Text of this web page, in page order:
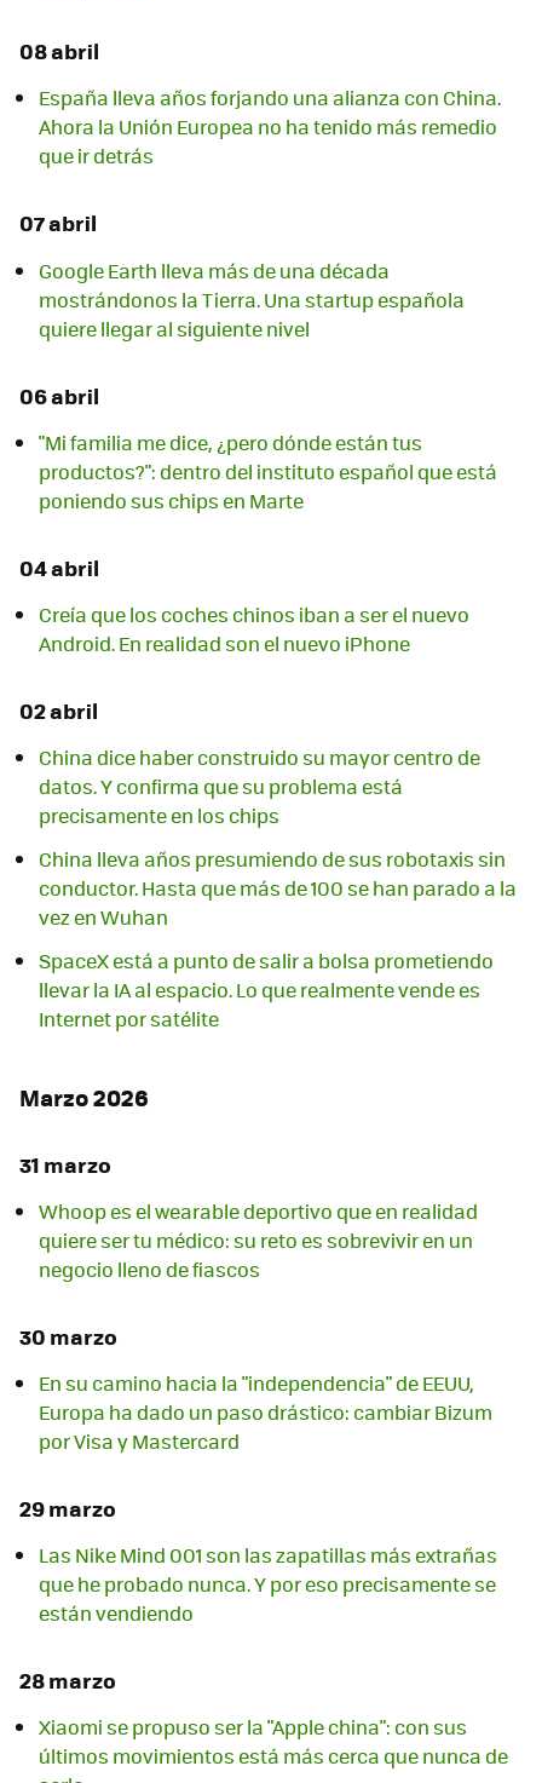
08 abril
España lleva años forjando una alianza con China.
Ahora la Unión Europea no ha tenido más remedio
que ir detrás
07 abril
Google Earth lleva más de una década
mostrándonos la Tierra. Una startup española
quiere llegar al siguiente nivel
06 abril
"Mi familia me dice, ¿pero dónde están tus
productos?": dentro del instituto español que está
poniendo sus chips en Marte
04 abril
Creía que los coches chinos iban a ser el nuevo
Android. En realidad son el nuevo iPhone
02 abril
China dice haber construido su mayor centro de
datos. Y confirma que su problema está
precisamente en los chips
China lleva años presumiendo de sus robotaxis sin
conductor. Hasta que más de 100 se han parado a la
vez en Wuhan
SpaceX está a punto de salir a bolsa prometiendo
llevar la IA al espacio. Lo que realmente vende es
Internet por satélite
Marzo 2026
31 marzo
Whoop es el wearable deportivo que en realidad
quiere ser tu médico: su reto es sobrevivir en un
negocio lleno de fiascos
30 marzo
En su camino hacia la "independencia" de EEUU,
Europa ha dado un paso drástico: cambiar Bizum
por Visa y Mastercard
29 marzo
Las Nike Mind 001 son las zapatillas más extrañas
que he probado nunca. Y por eso precisamente se
están vendiendo
28 marzo
Xiaomi se propuso ser la "Apple china": con sus
últimos movimientos está más cerca que nunca de